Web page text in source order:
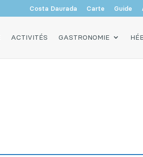
Costa Daurada Carte Guide
ACTIVITÉS GASTRONOMIE